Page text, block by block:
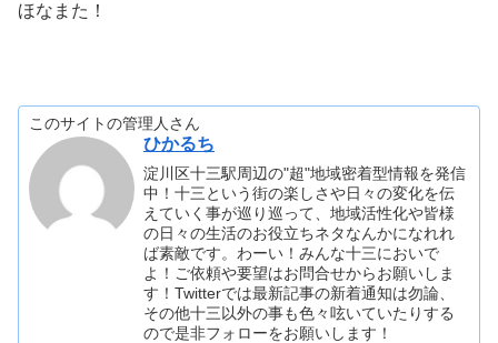
ほなまた！
このサイトの管理人さん
ひかるち
淀川区十三駅周辺の"超"地域密着型情報を発信
中！十三という街の楽しさや日々の変化を伝
えていく事が巡り巡って、地域活性化や皆様
の日々の生活のお役立ちネタなんかになれれ
ば素敵です。わーい！みんな十三においで
よ！ご依頼や要望はお問合せからお願いしま
す！Twitterでは最新記事の新着通知は勿論、
その他十三以外の事も色々呟いていたりする
ので是非フォローをお願いします！